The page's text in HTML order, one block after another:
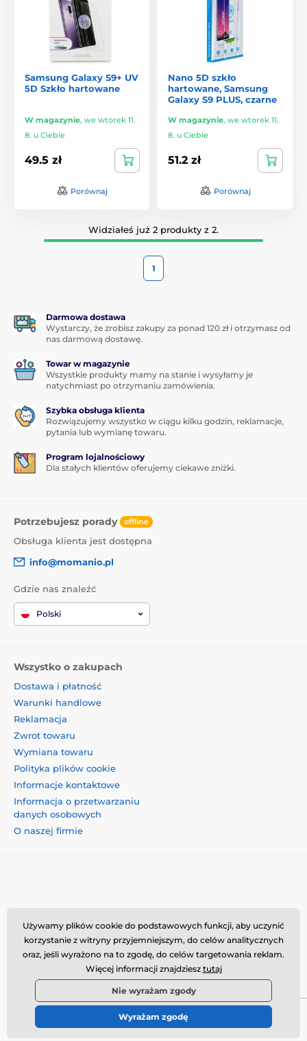
Samsung Galaxy S9+ UV
5D Szkło hartowane
W magazynie, we wtorek 11.
8. u Ciebie
49.5 zł
Porównaj
Nano 5D szkło
hartowane, Samsung
Galaxy S9 PLUS, czarne
W magazynie, we wtorek 11.
8. u Ciebie
51.2 zł
Porównaj
Widziałeś już 2 produkty z 2.
1
Darmowa dostawa
Wystarczy, że zrobisz zakupy za ponad 120 zł i otrzymasz od
nas darmową dostawę.
Towar w magazynie
Wszystkie produkty mamy na stanie i wysyłamy je
natychmiast po otrzymaniu zamówienia.
Szybka obsługa klienta
Rozwiązujemy wszystko w ciągu kilku godzin, reklamacje,
pytania lub wymianę towaru.
Program lojalnościowy
Dla stałych klientów oferujemy ciekawe zniżki.
Potrzebujesz porady offline
Obsługa klienta jest dostępna
info@momanio.pl
Gdzie nas znaleźć
Polski
Wszystko o zakupach
Dostawa i płatność
Warunki handlowe
Reklamacja
Zwrot towaru
Wymiana towaru
Polityka plików cookie
Informacje kontaktowe
Informacja o przetwarzaniu
danych osobowych
O naszej firmie
Momanio s.r.o., Okružní 361/14, 74718, Píšť, Czechy,
VAT: CZ09604707, info@momanio.pl
© 2026 www.momanio.pl ⦁ Utworzono e-sklep
Używamy plików cookie do podstawowych funkcji, aby uczynić
korzystanie z witryny przyjemniejszym, do celów analitycznych
oraz, jeśli wyrażono na to zgodę, do celów targetowania reklam.
Więcej informacji znajdziesz tutaj
Nie wyrażam zgody
Wyrażam zgodę